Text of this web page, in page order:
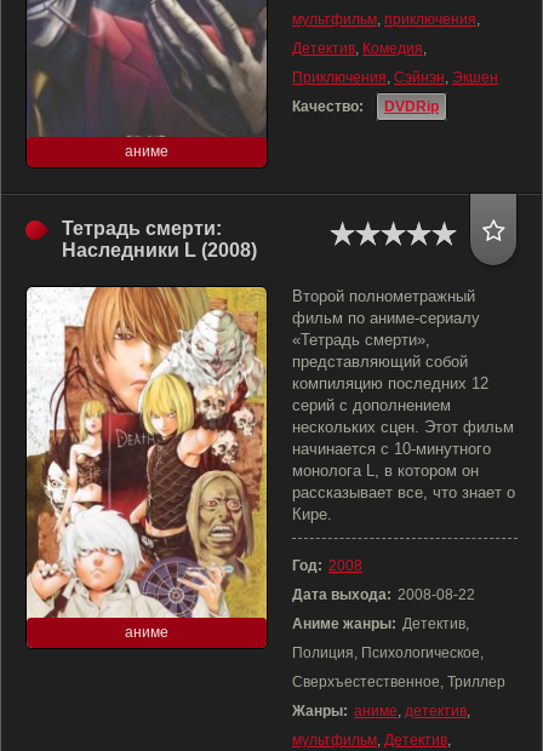
аниме
мультфильм, приключения,
Детектив, Комедия,
Приключения, Сэйнэн, Экшен
Качество:
DVDRip
Тетрадь смерти:
Наследники L (2008)
аниме
Второй полнометражный
фильм по аниме-сериалу
«Тетрадь смерти»,
представляющий собой
компиляцию последних 12
серий с дополнением
нескольких сцен. Этот фильм
начинается с 10-минутного
монолога L, в котором он
рассказывает все, что знает о
Кире.
Год: 2008
Дата выхода: 2008-08-22
Аниме жанры: Детектив,
Полиция, Психологическое,
Сверхъестественное, Триллер
Жанры: аниме, детектив,
мультфильм, Детектив,